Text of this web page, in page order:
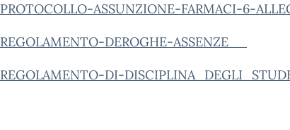
PROTOCOLLO-ASSUNZIONE-FARMACI-6-
REGOLAMENTO-DEROGHE-ASSENZE__
REGOLAMENTO-DI-